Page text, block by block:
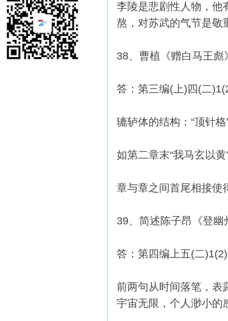
李陵是悲剧性人物，他
熬，对苏武的气节是敬
38、曹植《赠白马王彪
答：第三编(上)四(二
辘轳体的结构：“顶针格”
如第二章末“我马玄以
章与章之间首尾相接使
39、简述陈子昂《登幽
答：第四编上五(二
前两句从时间落笔，表
宇宙无限，个人渺小的